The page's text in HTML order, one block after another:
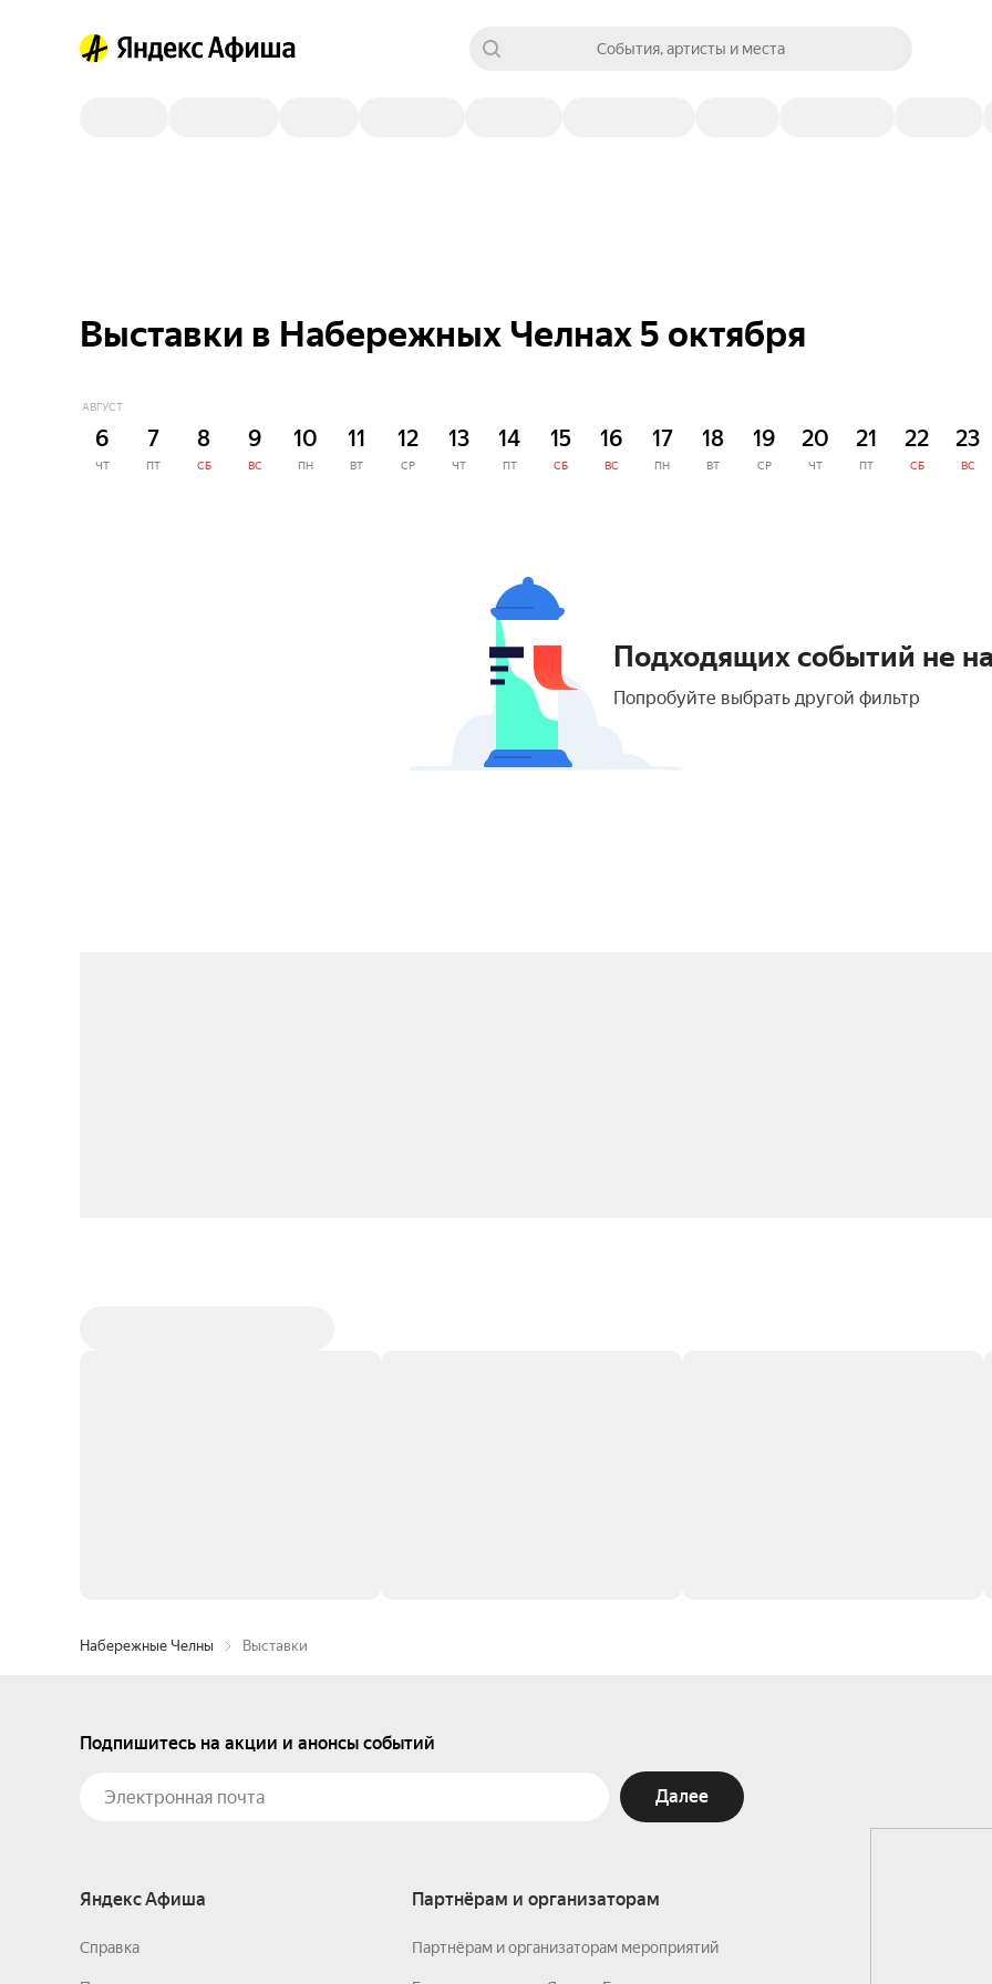
События, артисты и места
Выставки в Набережных Челнах 5 октября
АВГУСТ
6
ЧТ
7
ПТ
8
СБ
9
ВС
10
ПН
11
ВТ
12
СР
13
ЧТ
14
ПТ
15
СБ
16
ВС
17
ПН
18
ВТ
19
СР
20
ЧТ
21
ПТ
22
СБ
23
ВС
Подходящих событий не
Попробуйте выбрать другой фильтр
Набережные Челны Выставки
Подпишитесь на акции и анонсы событий
Далее
Яндекс Афиша
Справка
Партнёрам и организаторам
Партнёрам и организаторам мероприятий